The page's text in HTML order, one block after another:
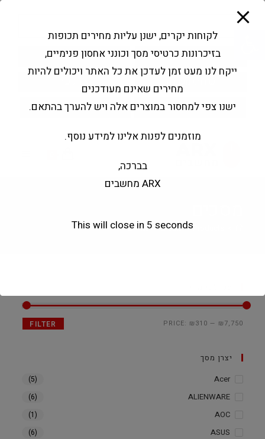
פתח סרגל נגישות
Products
search
החשבון שלי בקשה להצעה
Products
> מסכים > עמוד 2
FILTER PRICE: ₪310 — ₪7,750
יצרן מסך
Acer
(5)
ALIENWARE
(6)
AOC
(1)
ASUS
(6)
לקוחות יקרים, ישנן עליות מחירים תכופות
בזיכרונות כרטיסי מסך וכונני אחסון פנימיים,
ייקח לנו מעט זמן לעדכן את כל האתר ויכולים להיות
מחירים שאינם מעודכנים
ישנו צפי למחסור במוצרים אלה ויש להערך בהתאם.
מוזמנים לפנות אלינו למידע נוסף.
בברכה,
ARX מחשבים
This will close in 4 seconds